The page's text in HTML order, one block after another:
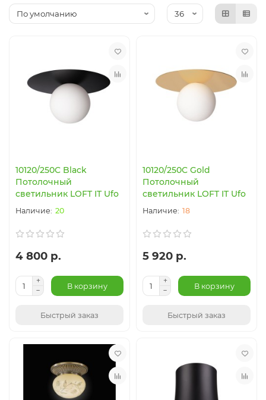
10120/250C Black
Потолочный
светильник LOFT IT Ufo
20
4 800 р.
В корзину
Быстрый заказ
10120/250C Gold
Потолочный
светильник LOFT IT Ufo
18
5 920 р.
В корзину
Быстрый заказ